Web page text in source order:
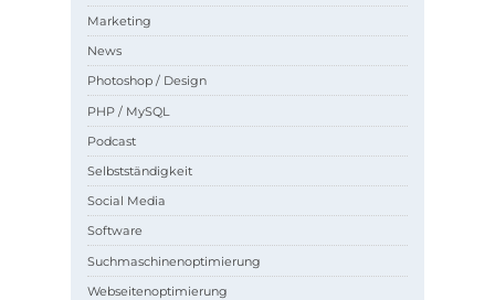
Marketing
News
Photoshop / Design
PHP / MySQL
Podcast
Selbstständigkeit
Social Media
Software
Suchmaschinenoptimierung
Webseitenoptimierung